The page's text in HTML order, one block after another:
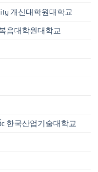
개신대학원대학교
복음대학원대학교
한국산업기술대학교